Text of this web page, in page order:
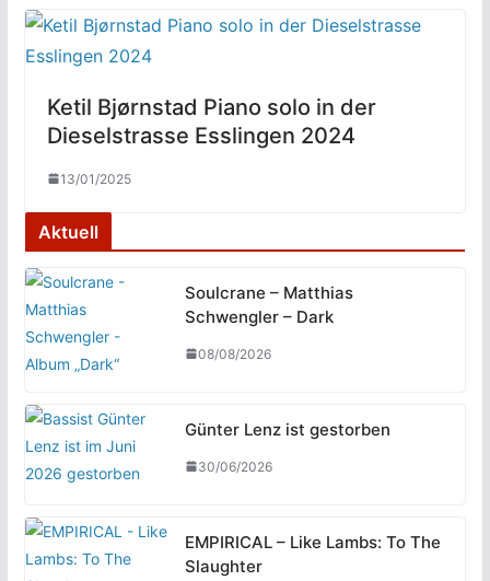
Ketil Bjørnstad Piano solo in der
Dieselstrasse Esslingen 2024
13/01/2025
Aktuell
Soulcrane – Matthias
Schwengler – Dark
08/08/2026
Günter Lenz ist gestorben
30/06/2026
EMPIRICAL – Like Lambs: To The
Slaughter